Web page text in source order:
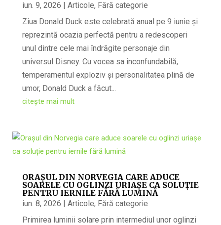
iun. 9, 2026 | Articole, Fără categorie
Ziua Donald Duck este celebrată anual pe 9 iunie și
reprezintă ocazia perfectă pentru a redescoperi
unul dintre cele mai îndrăgite personaje din
universul Disney. Cu vocea sa inconfundabilă,
temperamentul exploziv și personalitatea plină de
umor, Donald Duck a făcut...
citește mai mult
ORAȘUL DIN NORVEGIA CARE ADUCE
SOARELE CU OGLINZI URIAȘE CA SOLUȚIE
PENTRU IERNILE FĂRĂ LUMINĂ
iun. 8, 2026 | Articole, Fără categorie
Primirea luminii solare prin intermediul unor oglinzi